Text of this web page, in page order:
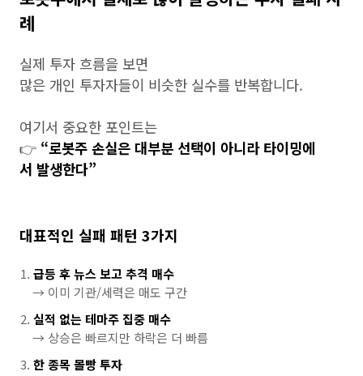
례
실제 투자 흐름을 보면
많은 개인 투자자들이 비슷한 실수를 반복합니다.
여기서 중요한 포인트는
👉 “로봇주 손실은 대부분 선택이 아니라 타이밍에
서 발생한다”
대표적인 실패 패턴 3가지
급등 후 뉴스 보고 추격 매수
→ 이미 기관/세력은 매도 구간
실적 없는 테마주 집중 매수
→ 상승은 빠르지만 하락은 더 빠름
한 종목 몰빵 투자